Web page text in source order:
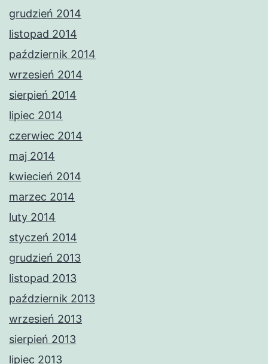
grudzień 2014
listopad 2014
październik 2014
wrzesień 2014
sierpień 2014
lipiec 2014
czerwiec 2014
maj 2014
kwiecień 2014
marzec 2014
luty 2014
styczeń 2014
grudzień 2013
listopad 2013
październik 2013
wrzesień 2013
sierpień 2013
lipiec 2013